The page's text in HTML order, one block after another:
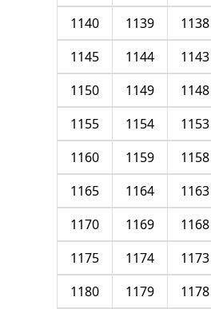
1138
1139
1140
1143
1144
1145
1148
1149
1150
1153
1154
1155
1158
1159
1160
1163
1164
1165
1168
1169
1170
1173
1174
1175
1178
1179
1180